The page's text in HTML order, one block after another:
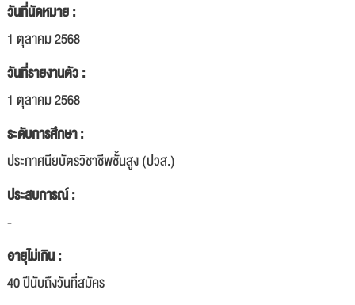
วันที่นัดหมาย :
1 ตุลาคม 2568
วันที่รายงานตัว :
1 ตุลาคม 2568
ระดับการศึกษา :
ประกาศนียบัตรวิชาชีพชั้นสูง (ปวส.)
ประสบการณ์ :
-
อายุไม่เกิน :
40 ปีนับถึงวันที่สมัคร